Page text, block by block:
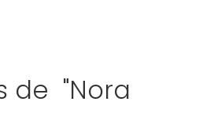
de "Nora